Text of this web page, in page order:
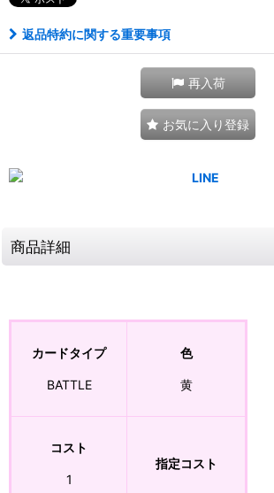
返品特約に関する重要事項
再入荷
お気に入り登録
商品詳細
カードタイプ
BATTLE
色
黄
コスト
1
指定コスト